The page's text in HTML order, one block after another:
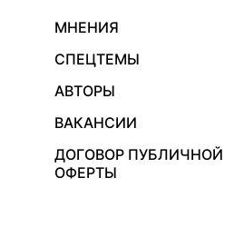
МНЕНИЯ
СПЕЦТЕМЫ
АВТОРЫ
ВАКАНСИИ
ДОГОВОР ПУБЛИЧНОЙ
ОФЕРТЫ